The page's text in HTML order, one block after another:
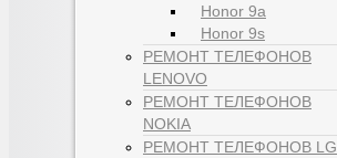
Honor 9a
Honor 9s
РЕМОНТ ТЕЛЕФОНОВ
LENOVO
РЕМОНТ ТЕЛЕФОНОВ
NOKIA
РЕМОНТ ТЕЛЕФОНОВ LG